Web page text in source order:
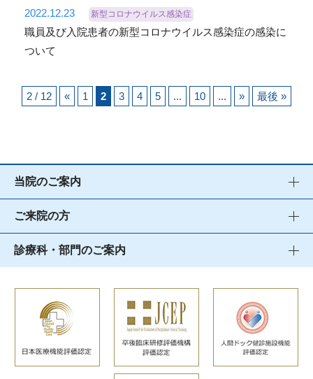
2022.12.23 新型コロナウイルス感染症
職員及び入院患者の新型コロナウイルス感染症の感染に
ついて
2 / 12 « 1 2 3 4 5 ... 10 ... » 最後 »
当院のご案内
ご来院の方
診療科・部門のご案内